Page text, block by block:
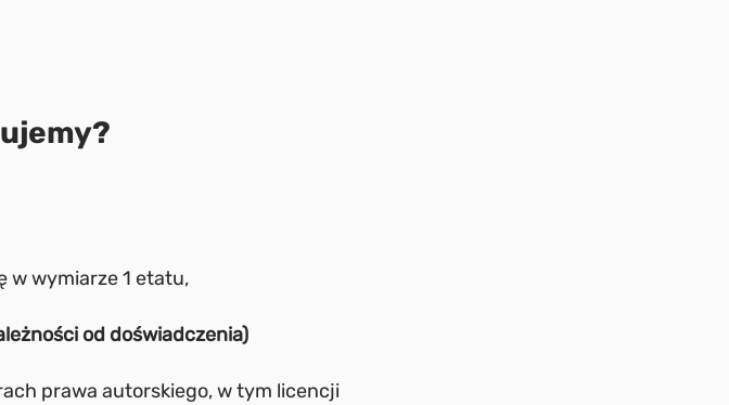
w wymiarze 1 etatu,
od doświadczenia)
prawa autorskiego, w tym licencji